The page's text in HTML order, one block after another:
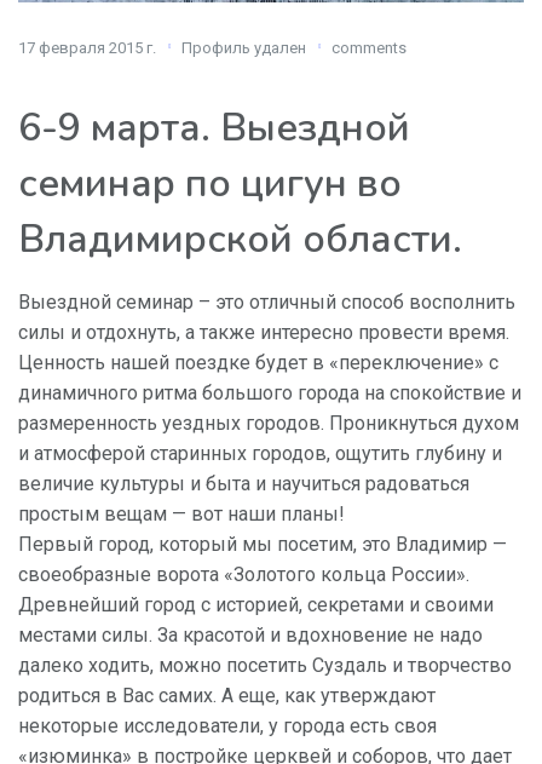
17 февраля 2015 г. Профиль удален comments
6-9 марта. Выездной
семинар по цигун во
Владимирской области.
Выездной семинар – это отличный способ восполнить
силы и отдохнуть, а также интересно провести время.
Ценность нашей поездке будет в «переключение» с
динамичного ритма большого города на спокойствие и
размеренность уездных городов. Проникнуться духом
и атмосферой старинных городов, ощутить глубину и
величие культуры и быта и научиться радоваться
простым вещам — вот наши планы!
Первый город, который мы посетим, это Владимир —
своеобразные ворота «Золотого кольца России».
Древнейший город с историей, секретами и своими
местами силы. За красотой и вдохновение не надо
далеко ходить, можно посетить Суздаль и творчество
родиться в Вас самих. А еще, как утверждают
некоторые исследователи, у города есть своя
«изюминка» в постройке церквей и соборов, что дает